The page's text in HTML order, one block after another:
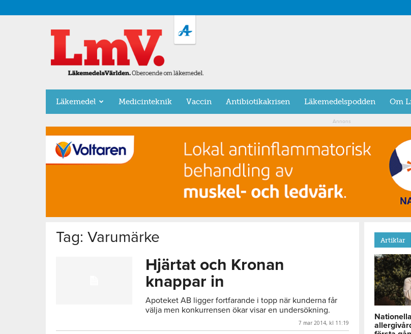
LäkemedelsVärlden
Läkemedel Medicinteknik Vaccin Antibiotikakrisen Läkemedelspodden Om
Annons
Tag: Varumärke
Hjärtat och Kronan
knappar in
Apoteket AB ligger fortfarande i topp när kunderna får
välja men konkurrensen ökar visar en undersökning.
7 mar 2014, kl 11:19
Artiklar